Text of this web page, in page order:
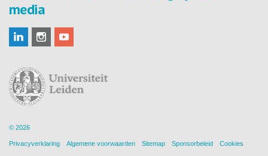
media
© 2026
Privacyverklaring Algemene voorwaarden Sitemap Sponsorbeleid Cookies